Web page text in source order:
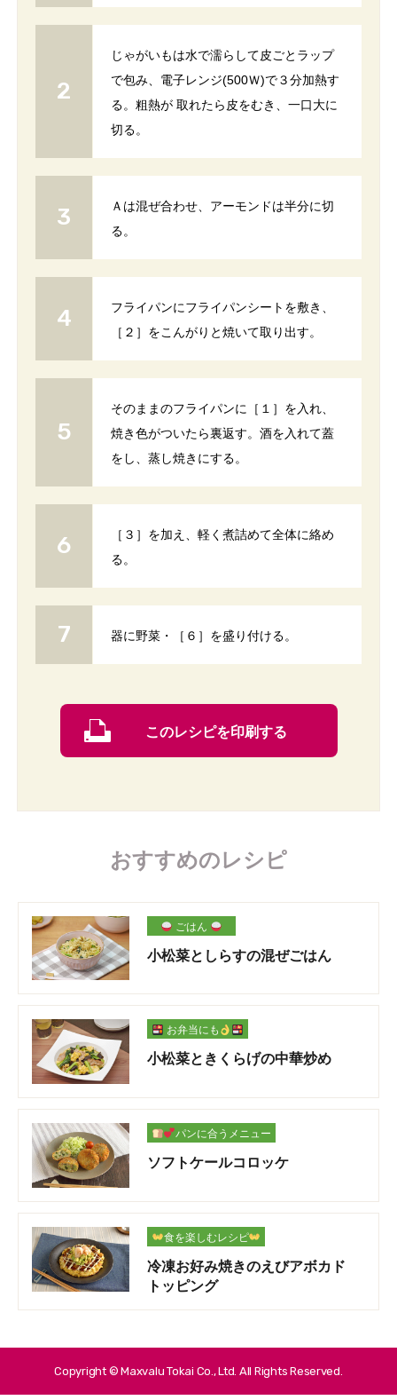
じゃがいもは水で濡らして皮ごとラップ
で包み、電子レンジ(500Ｗ)で３分加熱す
る。粗熱が 取れたら皮をむき、一口大に
切る。
Ａは混ぜ合わせ、アーモンドは半分に切
る。
フライパンにフライパンシートを敷き、
［２］をこんがりと焼いて取り出す。
そのままのフライパンに［１］を入れ、
焼き色がついたら裏返す。酒を入れて蓋
をし、蒸し焼きにする。
［３］を加え、軽く煮詰めて全体に絡め
る。
器に野菜・［６］を盛り付ける。
このレシピを印刷する
おすすめのレシピ
ごはん
小松菜としらすの混ぜごはん
お弁当にも
小松菜ときくらげの中華炒め
パンに合うメニュー
ソフトケールコロッケ
食を楽しむレシピ
冷凍お好み焼きのえびアボカド
トッピング
Copyright © Maxvalu Tokai Co., Ltd. All Rights Reserved.